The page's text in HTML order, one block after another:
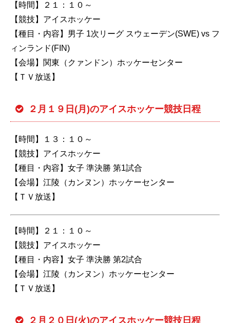
【時間】２１：１０～
【競技】アイスホッケー
【種目・内容】男子 1次リーグ スウェーデン(SWE) vs フ
ィンランド(FIN)
【会場】関東（クァンドン）ホッケーセンター
【ＴＶ放送】
２月１９日(月)のアイスホッケー競技日程
【時間】１３：１０～
【競技】アイスホッケー
【種目・内容】女子 準決勝 第1試合
【会場】江陵（カンヌン）ホッケーセンター
【ＴＶ放送】
【時間】２１：１０～
【競技】アイスホッケー
【種目・内容】女子 準決勝 第2試合
【会場】江陵（カンヌン）ホッケーセンター
【ＴＶ放送】
２月２０日(火)のアイスホッケー競技日程